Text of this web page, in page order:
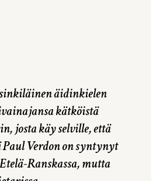
äidinkielen
kätköistä
josta käy selville, että
Verdon on syntynyt
Ranskassa, mutta